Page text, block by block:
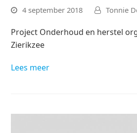
4 september 2018 Tonnie
Project Onderhoud en herstel
Zierikzee
Lees meer